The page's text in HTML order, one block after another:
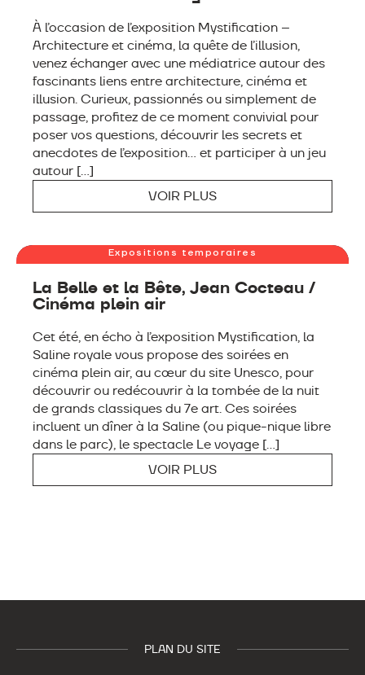
À l’occasion de l’exposition Mystification –
Architecture et cinéma, la quête de l’illusion,
venez échanger avec une médiatrice autour des
fascinants liens entre architecture, cinéma et
illusion. Curieux, passionnés ou simplement de
passage, profitez de ce moment convivial pour
poser vos questions, découvrir les secrets et
anecdotes de l’exposition… et participer à un jeu
autour […]
VOIR PLUS
JEUDI 6 AOÛT Expositions temporaires
La Belle et la Bête, Jean Cocteau /
Cinéma plein air
Cet été, en écho à l’exposition Mystification, la
Saline royale vous propose des soirées en
cinéma plein air, au cœur du site Unesco, pour
découvrir ou redécouvrir à la tombée de la nuit
de grands classiques du 7e art. Ces soirées
incluent un dîner à la Saline (ou pique-nique libre
dans le parc), le spectacle Le voyage […]
VOIR PLUS
PLAN DU SITE